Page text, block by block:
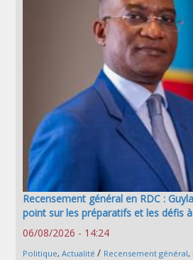
Recensement général en RDC :
point sur les préparatifs et les défis
06/08/2026 - 14:24
Politique, Actualité / Recensement général,